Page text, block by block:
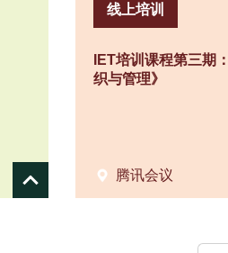
线上培训
IET培训课程第三期
织与管理》
腾讯会议